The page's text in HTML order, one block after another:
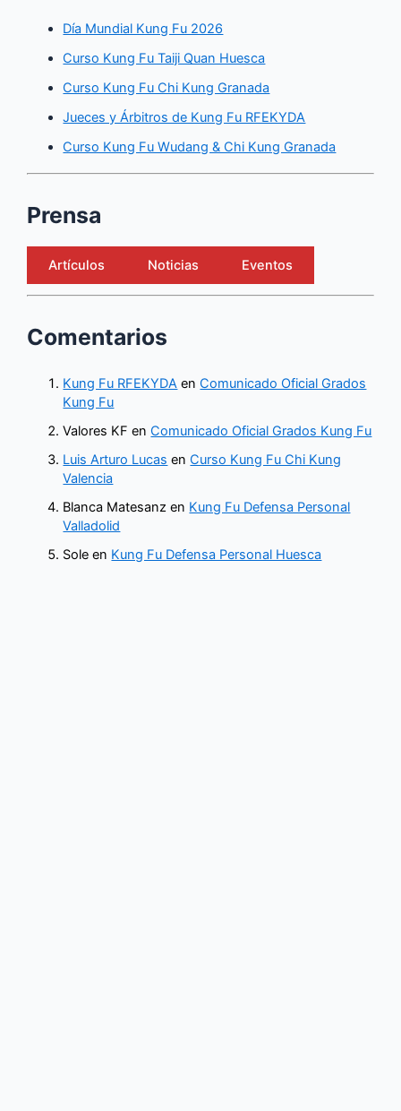
Día Mundial Kung Fu 2026
Curso Kung Fu Taiji Quan Huesca
Curso Kung Fu Chi Kung Granada
Jueces y Árbitros de Kung Fu RFEKYDA
Curso Kung Fu Wudang & Chi Kung Granada
Prensa
Artículos Noticias Eventos
Comentarios
Kung Fu RFEKYDA enComunicado Oficial Grados
Kung Fu
Valores KF enComunicado Oficial Grados Kung Fu
Luis Arturo Lucas enCurso Kung Fu Chi Kung
Valencia
Blanca Matesanz en Kung Fu Defensa Personal
Valladolid
Sole en Kung Fu Defensa Personal Huesca